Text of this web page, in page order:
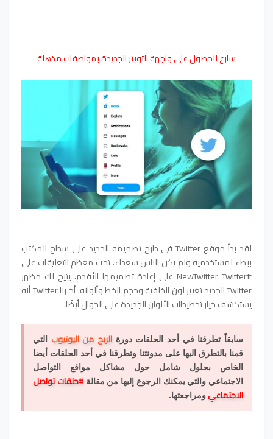
سارع للحصول على واجهة التويتر الجديدة بمواصفات مذهلة
لقد بدأ موقع Twitter في طرح تصميمه الجديد على سطح المكتب
ببطء لمستخدميه ولم يكن الناس سعداء. تحث معظم التعليقات على
#NewTwitter Twitter على إعادة تصميمها الأقدم. يتيح لك مظهر
Twitter الجديد تغيير لون الخلفية وحجم الخط وألوانه. أخبرنا Twitter أنه
يستكشف خيار تخطيطات الألوان الجديدة على الجوال أيضًا.
سابقاً تطرقنا في أحد الحلقات دورة الربح من اليوتيوب التي
قمنا بالتطرق اليها على مدونتنا وتطرقنا في أحد الحلقات أيضا
الخاص بحلول شامل حول مشاكل مواقع التواصل
الاجتماعي والتي يمكنك الرجوع إليها من مقالة#حلقات تواصل
الاجتماعيومراجعتها.